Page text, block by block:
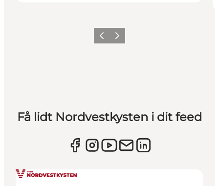
ForrigeNæste
Få lidt Nordvestkysten i dit feed